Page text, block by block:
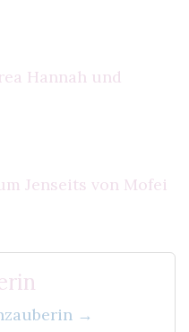
Hannah und
Jenseits von Mofei
→